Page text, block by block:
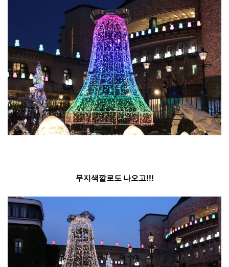
무지색깔로도 나오고!!!